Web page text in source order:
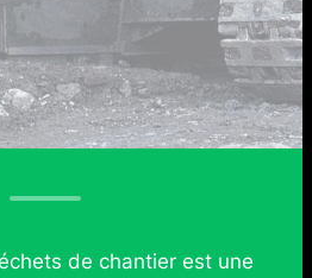
de chantier est une